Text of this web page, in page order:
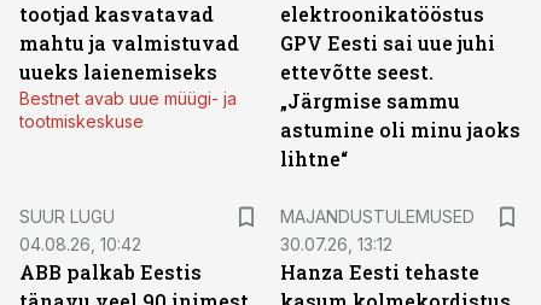
tootjad kasvatavad
mahtu ja valmistuvad
uueks laienemiseks
Bestnet avab uue müügi- ja
tootmiskeskuse
elektroonikatööstus
GPV Eesti sai uue juhi
ettevõtte seest.
„Järgmise sammu
astumine oli minu jaoks
lihtne“
SUUR LUGU
04.08.26, 10:42
ABB palkab Eestis
MAJANDUSTULEMUSED
30.07.26, 13:12
Hanza Eesti tehaste